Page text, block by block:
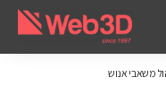
משאבי אנוש